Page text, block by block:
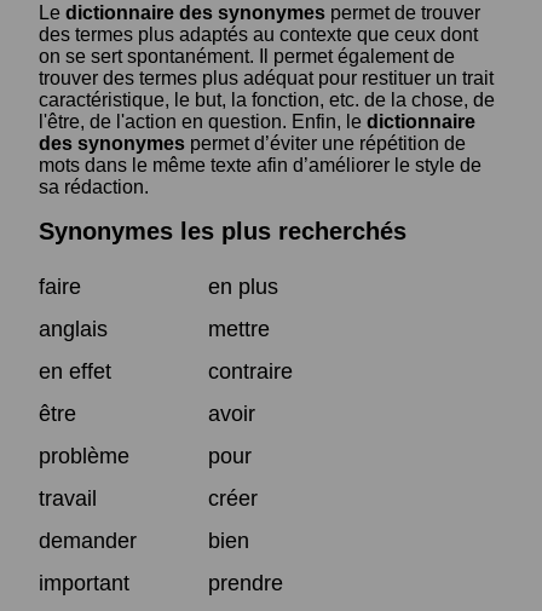
Le dictionnaire des synonymes permet de trouver
des termes plus adaptés au contexte que ceux dont
on se sert spontanément. Il permet également de
trouver des termes plus adéquat pour restituer un trait
caractéristique, le but, la fonction, etc. de la chose, de
l'être, de l'action en question. Enfin, le dictionnaire
des synonymes permet d’éviter une répétition de
mots dans le même texte afin d’améliorer le style de
sa rédaction.
Synonymes les plus recherchés
faire
en plus
anglais
mettre
en effet
contraire
être
avoir
problème
pour
travail
créer
demander
bien
important
prendre